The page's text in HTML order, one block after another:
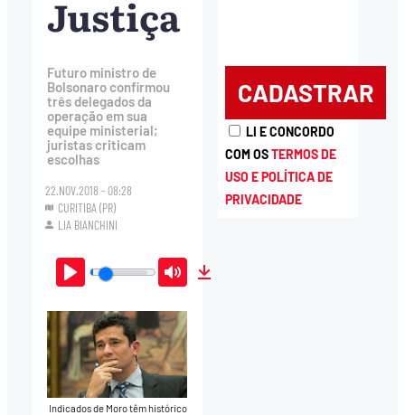
Justiça
Futuro ministro de
Bolsonaro confirmou
três delegados da
operação em sua
equipe ministerial;
juristas criticam
escolhas
22.NOV.2018 - 08:28
CURITIBA (PR)
LIA BIANCHINI
Play Mute
Indicados de Moro têm histórico
LI E CONCORDO
COM OSTERMOS DE
USO E POLÍTICA DE
PRIVACIDADE